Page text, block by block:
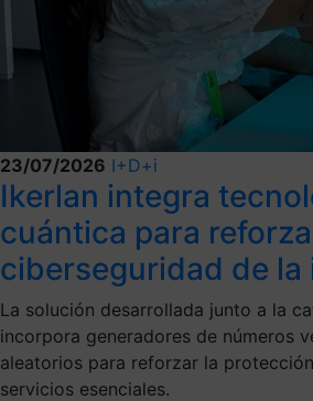
23/07/2026 I+D+i
Ikerlan integra
cuántica para
ciberseguridad de la
La solución desarrollada junto a la
incorpora generadores de números
aleatorios para reforzar la
servicios esenciales.